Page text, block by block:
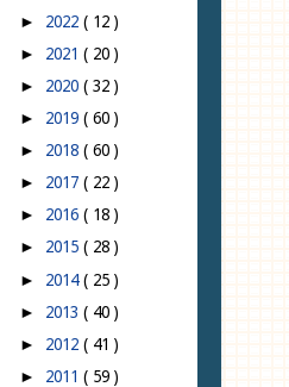
► 2022 ( 12 )
► 2021 ( 20 )
► 2020 ( 32 )
► 2019 ( 60 )
► 2018 ( 60 )
► 2017 ( 22 )
► 2016 ( 18 )
► 2015 ( 28 )
► 2014( 25 )
► 2013 ( 40 )
► 2012 ( 41 )
► 2011 ( 59 )